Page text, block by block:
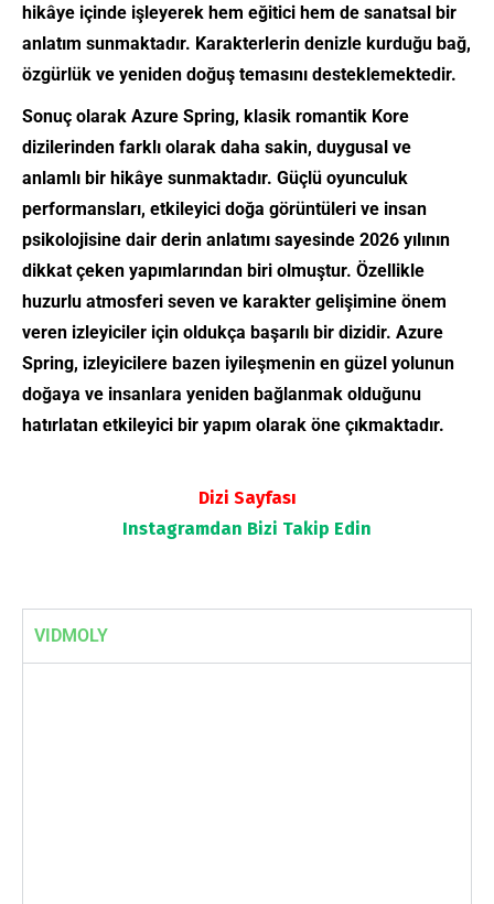
hikâye içinde işleyerek hem eğitici hem de sanatsal bir
anlatım sunmaktadır. Karakterlerin denizle kurduğu bağ,
özgürlük ve yeniden doğuş temasını desteklemektedir.
Sonuç olarak Azure Spring, klasik romantik Kore
dizilerinden farklı olarak daha sakin, duygusal ve
anlamlı bir hikâye sunmaktadır. Güçlü oyunculuk
performansları, etkileyici doğa görüntüleri ve insan
psikolojisine dair derin anlatımı sayesinde 2026 yılının
dikkat çeken yapımlarından biri olmuştur. Özellikle
huzurlu atmosferi seven ve karakter gelişimine önem
veren izleyiciler için oldukça başarılı bir dizidir. Azure
Spring, izleyicilere bazen iyileşmenin en güzel yolunun
doğaya ve insanlara yeniden bağlanmak olduğunu
hatırlatan etkileyici bir yapım olarak öne çıkmaktadır.
Dizi Sayfası
Instagramdan Bizi Takip Edin
VIDMOLY